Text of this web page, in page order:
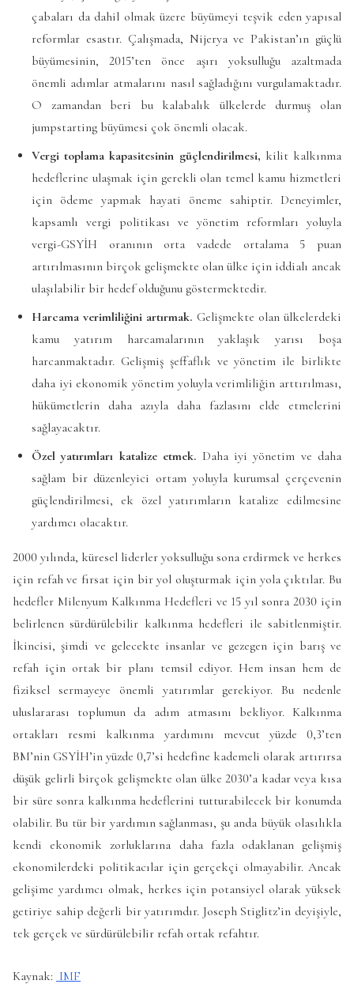
çabaları da dahil olmak üzere büyümeyi teşvik eden yapısal
reformlar esastır. Çalışmada, Nijerya ve Pakistan’ın güçlü
büyümesinin, 2015’ten önce aşırı yoksulluğu azaltmada
önemli adımlar atmalarını nasıl sağladığını vurgulamaktadır.
O zamandan beri bu kalabalık ülkelerde durmuş olan
jumpstarting büyümesi çok önemli olacak.
Vergi toplama kapasitesinin güçlendirilmesi, kilit kalkınma
hedeflerine ulaşmak için gerekli olan temel kamu hizmetleri
için ödeme yapmak hayati öneme sahiptir. Deneyimler,
kapsamlı vergi politikası ve yönetim reformları yoluyla
vergi-GSYİH oranının orta vadede ortalama 5 puan
artırılmasının birçok gelişmekte olan ülke için iddialı ancak
ulaşılabilir bir hedef olduğunu göstermektedir.
Harcama verimliliğini artırmak. Gelişmekte olan ülkelerdeki
kamu yatırım harcamalarının yaklaşık yarısı boşa
harcanmaktadır. Gelişmiş şeffaflık ve yönetim ile birlikte
daha iyi ekonomik yönetim yoluyla verimliliğin arttırılması,
hükümetlerin daha azıyla daha fazlasını elde etmelerini
sağlayacaktır.
Özel yatırımları katalize etmek. Daha iyi yönetim ve daha
sağlam bir düzenleyici ortam yoluyla kurumsal çerçevenin
güçlendirilmesi, ek özel yatırımların katalize edilmesine
yardımcı olacaktır.
2000 yılında, küresel liderler yoksulluğu sona erdirmek ve herkes
için refah ve fırsat için bir yol oluşturmak için yola çıktılar. Bu
hedefler Milenyum Kalkınma Hedefleri ve 15 yıl sonra 2030 için
belirlenen sürdürülebilir kalkınma hedefleri ile sabitlenmiştir.
İkincisi, şimdi ve gelecekte insanlar ve gezegen için barış ve
refah için ortak bir planı temsil ediyor. Hem insan hem de
fiziksel sermayeye önemli yatırımlar gerekiyor. Bu nedenle
uluslararası toplumun da adım atmasını bekliyor. Kalkınma
ortakları resmi kalkınma yardımını mevcut yüzde 0,3’ten
BM’nin GSYİH’in yüzde 0,7’si hedefine kademeli olarak artırırsa
düşük gelirli birçok gelişmekte olan ülke 2030’a kadar veya kısa
bir süre sonra kalkınma hedeflerini tutturabilecek bir konumda
olabilir. Bu tür bir yardımın sağlanması, şu anda büyük olasılıkla
kendi ekonomik zorluklarına daha fazla odaklanan gelişmiş
ekonomilerdeki politikacılar için gerçekçi olmayabilir. Ancak
gelişime yardımcı olmak, herkes için potansiyel olarak yüksek
getiriye sahip değerli bir yatırımdır. Joseph Stiglitz’in deyişiyle,
tek gerçek ve sürdürülebilir refah ortak refahtır.
Kaynak: IMF